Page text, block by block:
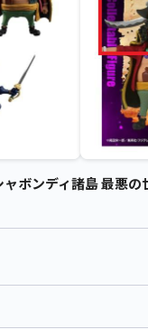
ボンディ諸島 最悪